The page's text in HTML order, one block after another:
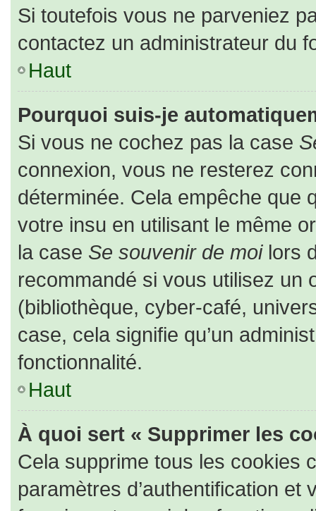
Si toutefois vous ne parveniez
contactez un administrateur du
Haut
Pourquoi suis-je
Si vous ne cochez pas la case
connexion, vous ne resterez
déterminée. Cela empêche que
votre insu en utilisant le même
la case Se souvenir de moilors
recommandé si vous utilisez un
(bibliothèque, cyber-café,
case, cela signifie qu’un
fonctionnalité.
Haut
À quoi sert « Supprimer les
Cela supprime tous les cookies
paramètres d’authentification